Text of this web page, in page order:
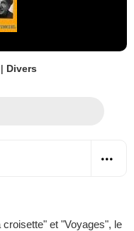
| Divers
et "Voyages", le